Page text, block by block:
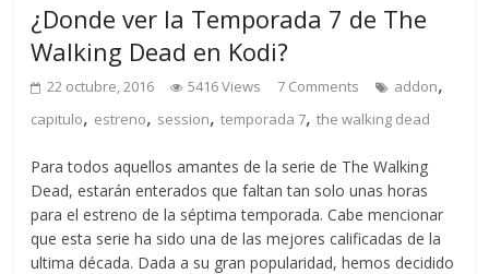
¿Donde ver la Temporada 7 de The
Walking Dead en Kodi?
22 octubre, 2016 5416 Views 7 Comments addon,
capitulo, estreno, session,temporada 7,the walking dead
Para todos aquellos amantes de la serie de The Walking
Dead, estarán enterados que faltan tan solo unas horas
para el estreno de la séptima temporada. Cabe mencionar
que esta serie ha sido una de las mejores calificadas de la
ultima década. Dada a su gran popularidad, hemos decidido